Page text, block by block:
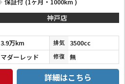
神戸店
3.9万km 排気 3500cc
マダーレッド 修復 無
詳細はこちら